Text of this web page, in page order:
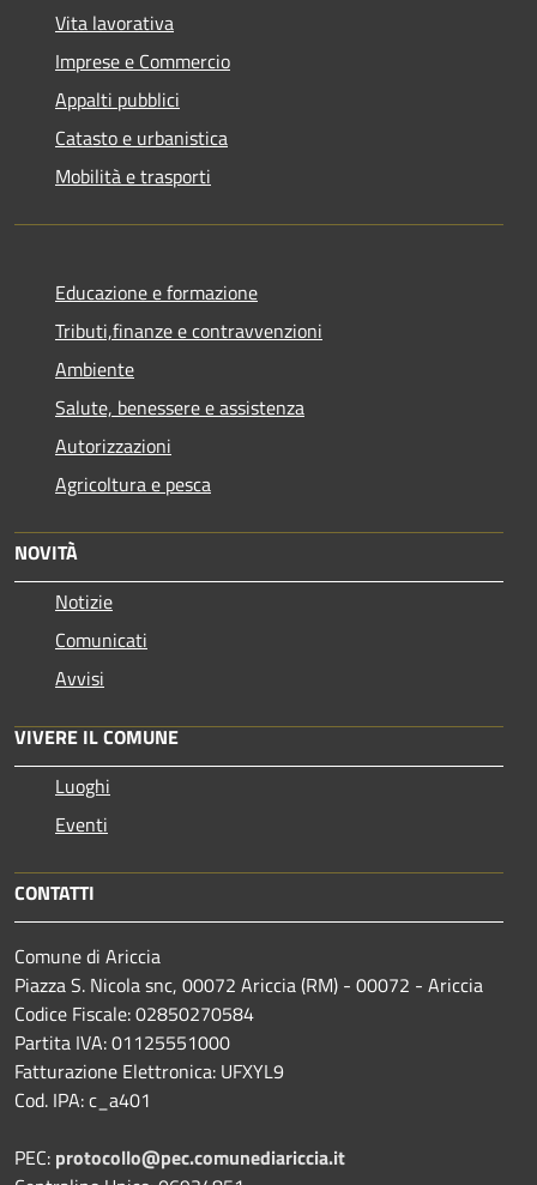
Vita lavorativa
Imprese e Commercio
Appalti pubblici
Catasto e urbanistica
Mobilità e trasporti
Educazione e formazione
Tributi,finanze e contravvenzioni
Ambiente
Salute, benessere e assistenza
Autorizzazioni
Agricoltura e pesca
NOVITÀ
Notizie
Comunicati
Avvisi
VIVERE IL COMUNE
Luoghi
Eventi
CONTATTI
Comune di Ariccia
Piazza S. Nicola snc, 00072 Ariccia (RM) - 00072 - Ariccia
Codice Fiscale: 02850270584
Partita IVA: 01125551000
Fatturazione Elettronica: UFXYL9
Cod. IPA: c_a401
PEC: protocollo@pec.comunediariccia.it